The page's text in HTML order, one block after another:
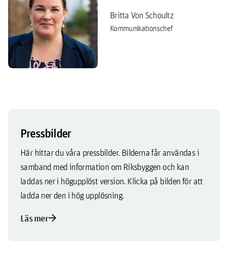
Britta Von Schoultz
Kommunikationschef
Pressbilder
Här hittar du våra pressbilder. Bilderna får användas i
samband med information om Riksbyggen och kan
laddas ner i högupplöst version. Klicka på bilden för att
ladda ner den i hög upplösning.
Läs merarrow_forward